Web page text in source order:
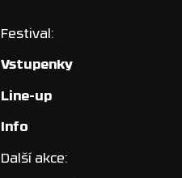
Festival:
Vstupenky
Line-up
Info
Další akce: